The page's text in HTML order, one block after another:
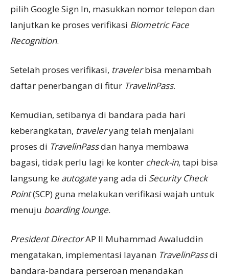
pilih Google Sign In, masukkan nomor telepon dan
lanjutkan ke proses verifikasi Biometric Face
Recognition.
Setelah proses verifikasi, travelerbisa menambah
daftar penerbangan di fitur TravelinPass.
Kemudian, setibanya di bandara pada hari
keberangkatan, traveleryang telah menjalani
proses di TravelinPassdan hanya membawa
bagasi, tidak perlu lagi ke konter check-in, tapi bisa
langsung ke autogateyang ada di Security Check
Point(SCP) guna melakukan verifikasi wajah untuk
menuju boarding lounge.
President DirectorAP II Muhammad Awaluddin
mengatakan, implementasi layanan TravelinPassdi
bandara-bandara perseroan menandakan